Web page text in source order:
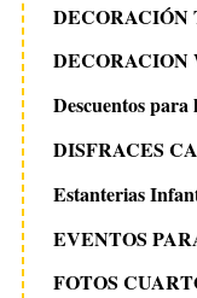
DECORACION
Descuentos para
DISFRACES
Estanterias
EVENTOS
FOTOS